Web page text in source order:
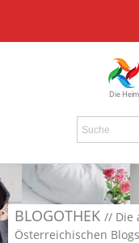
Die
BLOGOTHEK // Die
Österreichischen Blogs